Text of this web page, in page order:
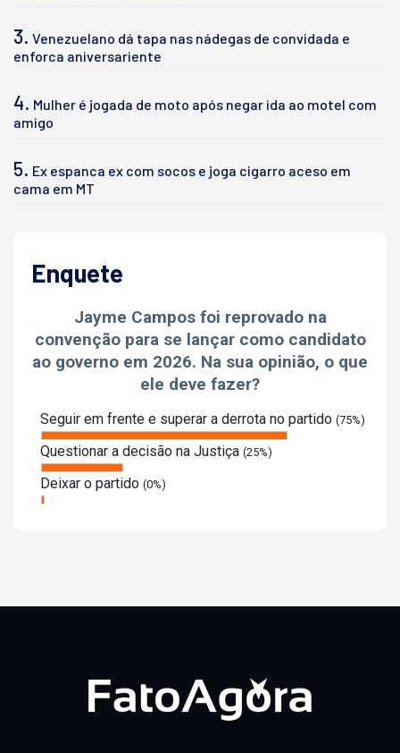
3. Venezuelano dá tapa nas nádegas de convidada e
enforca aniversariente
4. Mulher é jogada de moto após negar ida ao motel com
amigo
5. Ex espanca ex com socos e joga cigarro aceso em
cama em MT
Enquete
Jayme Campos foi reprovado na
convenção para se lançar como candidato
ao governo em 2026. Na sua opinião, o que
ele deve fazer?
Seguir em frente e superar a derrota no partido (75%)
Questionar a decisão na Justiça (25%)
Deixar o partido (0%)